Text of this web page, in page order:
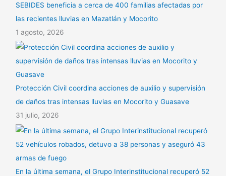
SEBIDES beneficia a cerca de 400 familias afectadas por
las recientes lluvias en Mazatlán y Mocorito
1 agosto, 2026
Protección Civil coordina acciones de auxilio y supervisión
de daños tras intensas lluvias en Mocorito y Guasave
31 julio, 2026
En la última semana, el Grupo Interinstitucional recuperó 52